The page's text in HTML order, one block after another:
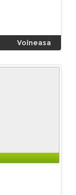
Voineasa